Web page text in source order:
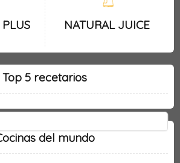
NATURAL JUICE
Top 5 recetarios
del mundo